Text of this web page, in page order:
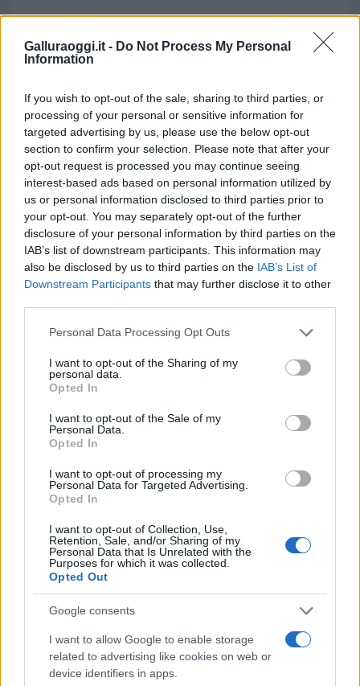
Galluraoggi.it - Do Not Process My Personal
Information
If you wish to opt-out of the sale, sharing to third parties, or
processing of your personal or sensitive information for
targeted advertising by us, please use the below opt-out
section to confirm your selection. Please note that after your
opt-out request is processed you may continue seeing
interest-based ads based on personal information utilized by
us or personal information disclosed to third parties prior to
your opt-out. You may separately opt-out of the further
disclosure of your personal information by third parties on the
IAB’s list of downstream participants. This information may
also be disclosed by us to third parties on the IAB’s List of
Downstream Participants that may further disclose it to other
Please note that this website/app uses one or more Google
not limited to your visit or usage behaviour. You may click to
grant or deny consent to Google and its third-party tags to
use your data for below specified purposes in below Google
consent section.
Personal Data Processing Opt Outs
I want to opt-out of the Sharing of my
personal data.
Opted In
I want to opt-out of the Sale of my
Personal Data.
Opted In
I want to opt-out of processing my
Personal Data for Targeted Advertising.
Opted In
I want to opt-out of Collection, Use,
Retention, Sale, and/or Sharing of my
Personal Data that Is Unrelated with the
Purposes for which it was collected.
Opted Out
Google consents
I want to allow Google to enable storage
related to advertising like cookies on web or
device identifiers in apps.
Vuoi rimuovere le pubblicità nazionali?
Puoi abbonarti asoli € 1,10 al mese
cliccandoqui